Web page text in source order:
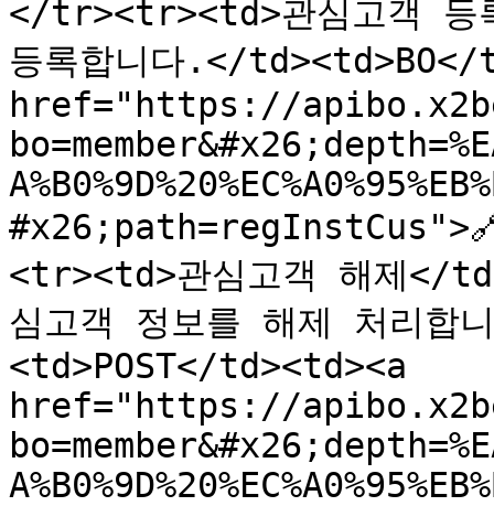
</tr><tr><td>관심고객 등
등록합니다.</
href="https://
<tr><td>관심고객 해제</
심고객 정보를 해제 처리
<td>POST</td><td><a
href="https://